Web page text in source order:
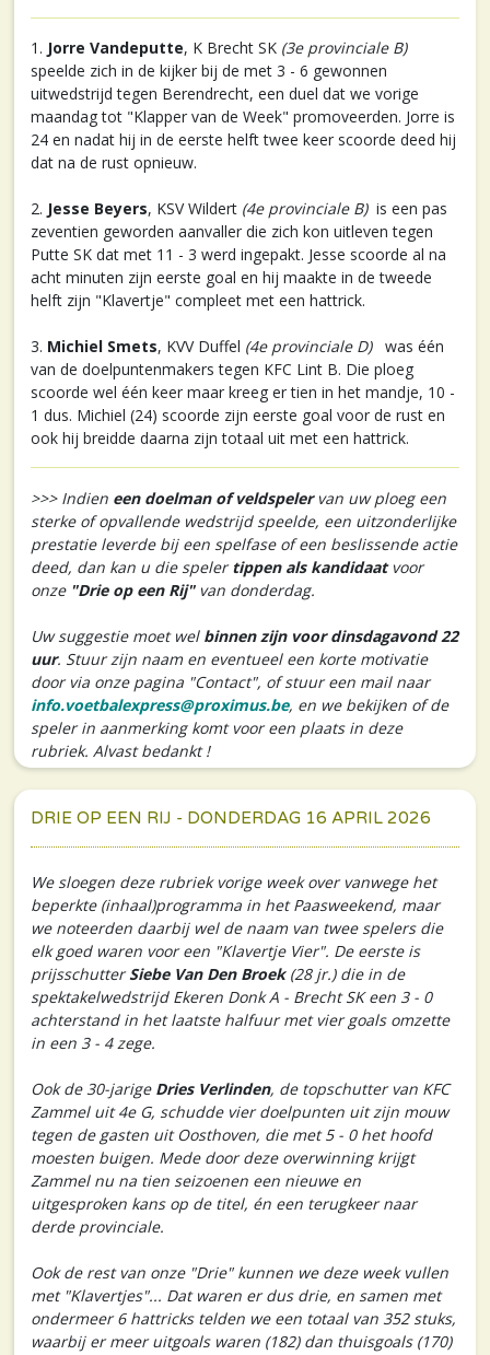
1. Jorre Vandeputte, K Brecht SK (3e provinciale B)
speelde zich in de kijker bij de met 3 - 6 gewonnen
uitwedstrijd tegen Berendrecht, een duel dat we vorige
maandag tot "Klapper van de Week" promoveerden. Jorre is
24 en nadat hij in de eerste helft twee keer scoorde deed hij
dat na de rust opnieuw.
2. Jesse Beyers, KSV Wildert (4e provinciale B)is een pas
zeventien geworden aanvaller die zich kon uitleven tegen
Putte SK dat met 11 - 3 werd ingepakt. Jesse scoorde al na
acht minuten zijn eerste goal en hij maakte in de tweede
helft zijn "Klavertje" compleet met een hattrick.
3. Michiel Smets, KVV Duffel (4e provinciale D)was één
van de doelpuntenmakers tegen KFC Lint B. Die ploeg
scoorde wel één keer maar kreeg er tien in het mandje, 10 -
1 dus. Michiel (24) scoorde zijn eerste goal voor de rust en
ook hij breidde daarna zijn totaal uit met een hattrick.
>>> Indien een doelman of veldspelervan uw ploeg een
sterke of opvallende wedstrijd speelde, een uitzonderlijke
prestatie leverde bij een spelfase of een beslissende actie
deed, dan kan u die spelertippen als kandidaatvoor
onze "Drie op een Rij"van donderdag.
Uw suggestie moet wel binnen zijn voor dinsdagavond 22
uur. Stuur zijn naam en eventueel een korte motivatie
door via onze pagina "Contact", of stuur een mail naar
info.voetbalexpress@proximus.be, en we bekijken of de
speler in aanmerking komt voor een plaats in deze
rubriek. Alvast bedankt !
DRIE OP EEN RIJ - DONDERDAG 16 APRIL 2026
We sloegen deze rubriek vorige week over vanwege het
beperkte (inhaal)programma in het Paasweekend, maar
we noteerden daarbij wel de naam van twee spelers die
elk goed waren voor een "Klavertje Vier". De eerste is
prijsschutterSiebe Van Den Broek(28 jr.) die in de
spektakelwedstrijd Ekeren Donk A - Brecht SK een 3 - 0
achterstand in het laatste halfuur met vier goals omzette
in een 3 - 4 zege.
Ook de 30-jarige Dries Verlinden, de topschutter van KFC
Zammel uit 4e G, schudde vier doelpunten uit zijn mouw
tegen de gasten uit Oosthoven, die met 5 - 0 het hoofd
moesten buigen. Mede door deze overwinning krijgt
Zammel nu na tien seizoenen een nieuwe en
uitgesproken kans op de titel, én een terugkeer naar
derde provinciale.
Ook de rest van onze "Drie" kunnen we deze week vullen
met "Klavertjes"... Dat waren er dus drie, en samen met
ondermeer 6 hattricks telden we een totaal van 352 stuks,
waarbij er meer uitgoals waren (182) dan thuisgoals (170)